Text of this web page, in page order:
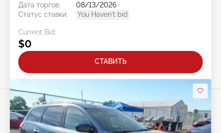
Дата торгов:
08/13/2026
Статус ставки:
You Haven't bid
Current Bid:
$0
СТАВИТЬ